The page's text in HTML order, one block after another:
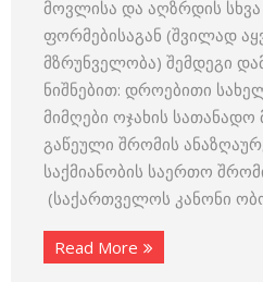
მოვლისა და აღზრდის
ფორმებისაგან (შვილად
მზრუნველობა) შემდეგი
ნიშნებით: დროებითი
მიმღები ოჯახის სათანადო
გაწეული შრომის
საქმიანობის საერთო
(საქართველოს კანონი
Read More